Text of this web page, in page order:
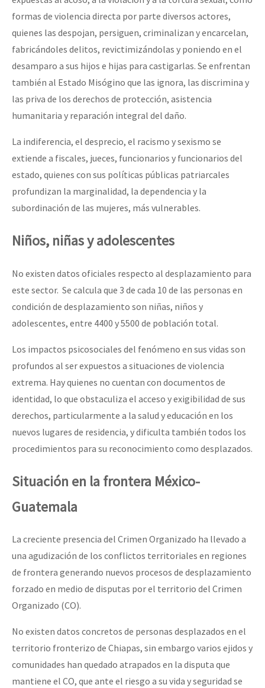
formas de violencia directa por parte diversos actores,
quienes las despojan, persiguen, criminalizan y encarcelan,
fabricándoles delitos, revictimizándolas y poniendo en el
desamparo a sus hijos e hijas para castigarlas. Se enfrentan
también al Estado Misógino que las ignora, las discrimina y
las priva de los derechos de protección, asistencia
humanitaria y reparación integral del daño.
La indiferencia, el desprecio, el racismo y sexismo se
extiende a fiscales, jueces, funcionarios y funcionarios del
estado, quienes con sus políticas públicas patriarcales
profundizan la marginalidad, la dependencia y la
subordinación de las mujeres, más vulnerables.
Niños, niñas y adolescentes
No existen datos oficiales respecto al desplazamiento para
este sector. Se calcula que 3 de cada 10 de las personas en
condición de desplazamiento son niñas, niños y
adolescentes, entre 4400 y 5500 de población total.
Los impactos psicosociales del fenómeno en sus vidas son
profundos al ser expuestos a situaciones de violencia
extrema. Hay quienes no cuentan con documentos de
identidad, lo que obstaculiza el acceso y exigibilidad de sus
derechos, particularmente a la salud y educación en los
nuevos lugares de residencia, y dificulta también todos los
procedimientos para su reconocimiento como desplazados.
Situación en la frontera México-
Guatemala
La creciente presencia del Crimen Organizado ha llevado a
una agudización de los conflictos territoriales en regiones
de frontera generando nuevos procesos de desplazamiento
forzado en medio de disputas por el territorio del Crimen
Organizado (CO).
No existen datos concretos de personas desplazados en el
territorio fronterizo de Chiapas, sin embargo varios ejidos y
comunidades han quedado atrapados en la disputa que
mantiene el CO, que ante el riesgo a su vida y seguridad se